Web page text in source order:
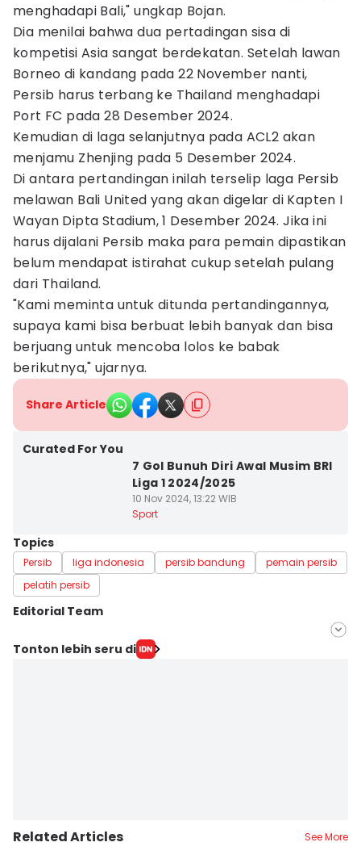
menghadapi Bali," ungkap Bojan.
Dia menilai bahwa dua pertadingan sisa di
kompetisi Asia sangat berdekatan. Setelah lawan
Borneo di kandang pada 22 November nanti,
Persib harus terbang ke Thailand menghadapi
Port FC pada 28 Desember 2024.
Kemudian di laga selanjutnya pada ACL2 akan
menjamu Zhenjing pada 5 Desember 2024.
Di antara pertandingan inilah terselip laga Persib
melawan Bali United yang akan digelar di Kapten I
Wayan Dipta Stadium, 1 Desember 2024. Jika ini
harus dijalani Persib maka para pemain dipastikan
belum mendapat istirahat cukup setelah pulang
dari Thailand.
"Kami meminta untuk ditunda pertandingannya,
supaya kami bisa berbuat lebih banyak dan bisa
berjuang untuk mencoba lolos ke babak
berikutnya," ujarnya.
Share Article
Curated For You
7 Gol Bunuh Diri Awal Musim BRI
Liga 1 2024/2025
10 Nov 2024, 13:22 WIB
Sport
Topics
Persib liga indonesia persib bandung
pemain persib
pelatih persib
Editorial Team
Editor
Tonton lebih seru di
Related Articles See More